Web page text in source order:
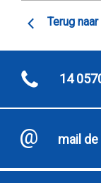
Terug
14
mail